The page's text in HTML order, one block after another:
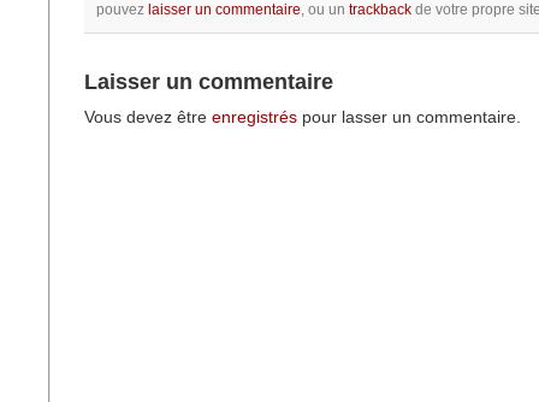
pouvez laisser un commentaire, ou un trackback de votre propre
Laisser un commentaire
Vous devez être enregistrés pour lasser un commentaire.